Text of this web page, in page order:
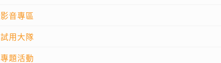
影音專區
試用大隊
專題活動